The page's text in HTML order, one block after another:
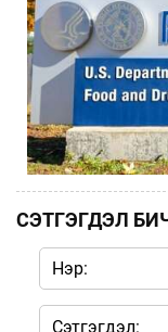
СЭТГЭГДЭЛ